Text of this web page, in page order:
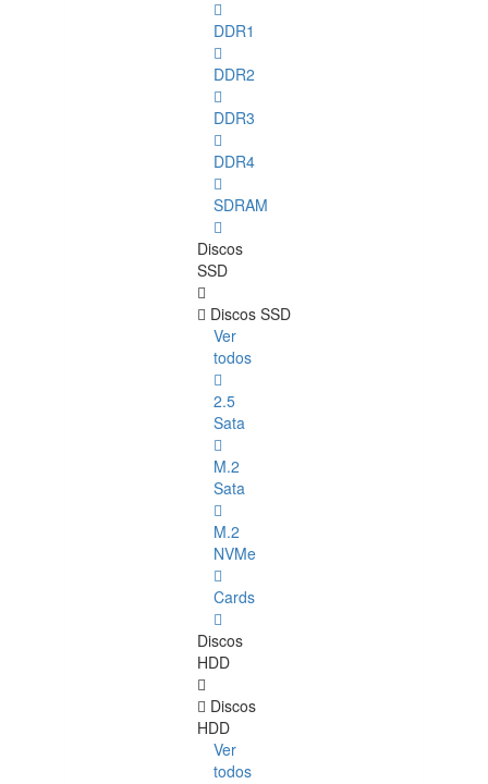
DDR1
DDR2
DDR3
DDR4
SDRAM
Discos
SSD
Discos SSD
Ver
todos
2.5
Sata
M.2
Sata
M.2
NVMe
Cards
Discos
HDD
Discos
HDD
Ver
todos